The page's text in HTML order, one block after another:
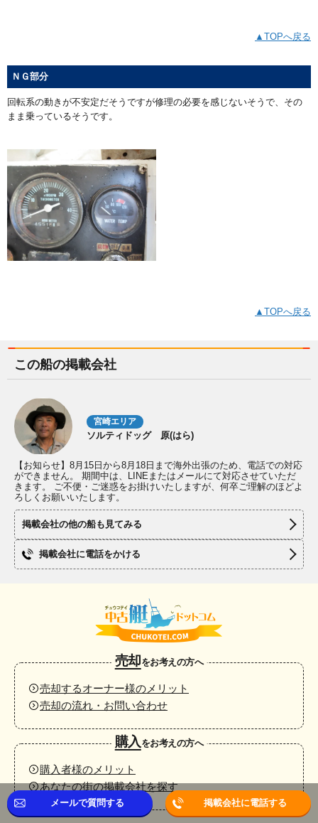
▲TOPへ戻る
ＮＧ部分
回転系の動きが不安定だそうですが修理の必要を感じないそうで、その
まま乗っているそうです。
▲TOPへ戻る
この船の掲載会社
宮崎エリア
ソルティドッグ 原(はら)
【お知らせ】8月15日から8月18日まで海外出張のため、電話での対応
ができません。 期間中は、LINEまたはメールにて対応させていただ
きます。 ご不便・ご迷惑をお掛けいたしますが、何卒ご理解のほどよ
ろしくお願いいたします。
掲載会社の他の船も見てみる
掲載会社に電話をかける
メールで質問する 掲載会社に電話する
売却をお考えの方へ
売却するオーナー様のメリット
売却の流れ・お問い合わせ
購入をお考えの方へ
購入者様のメリット
あなたの街の掲載会社を探す